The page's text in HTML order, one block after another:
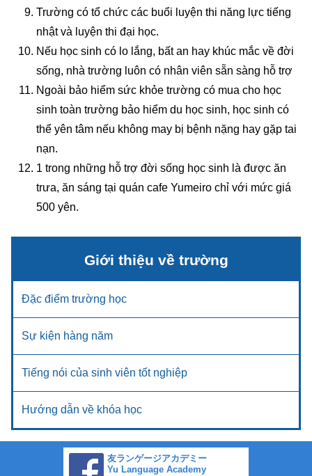
Trường có tổ chức các buổi luyện thi năng lực tiếng
nhật và luyện thi đại học.
Nếu học sinh có lo lắng, bất an hay khúc mắc về đời
sống, nhà trường luôn có nhân viên sẵn sàng hỗ trợ
Ngoài bảo hiểm sức khỏe trường có mua cho học
sinh toàn trường bảo hiểm du học sinh, học sinh có
thể yên tâm nếu không may bị bệnh nặng hay gặp tai
nạn.
1 trong những hỗ trợ đời sống học sinh là được ăn
trưa, ăn sáng tại quán cafe Yumeiro chỉ với mức giá
500 yên.
Giới thiệu về trường
Đặc điểm trường học
Sự kiện hàng năm
Tiếng nói của sinh viên tốt nghiệp
Hướng dẫn về khóa học
友ランゲージアカデミー
Yu Language Academy